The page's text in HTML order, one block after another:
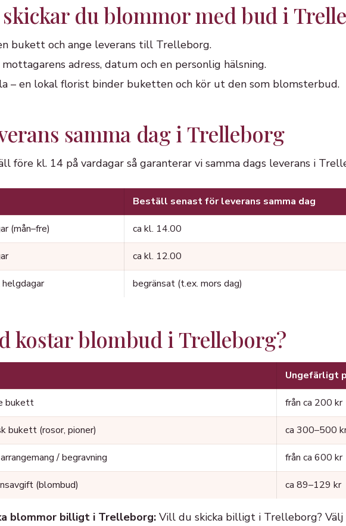
skickar du blommor med bud i
bukett och ange leverans till Trelleborg.
adress, datum och en personlig hälsning.
– en lokal florist binder buketten och kör ut den som blomsterbud.
samma dag i Trelleborg
före kl. 14 på vardagar så garanterar vi samma dags leverans i
Beställ senast för leverans samma dag
(mån–fre) ca kl. 14.00
ca kl. 12.00
begränsat (t.ex. mors dag)
kostar blombud i Trelleborg?
Ungefärligt
bukett från ca 200 kr
bukett (rosor, pioner) ca 300–500
/ begravning från ca 600 kr
(blombud) ca 89–129 kr
blommor billigt i Trelleborg: Vill du skicka billigt i Trelleborg? Välj